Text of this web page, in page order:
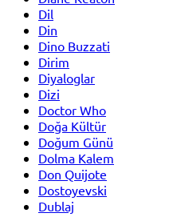
Dil
Din
Dino Buzzati
Dirim
Diyaloglar
Dizi
Doctor Who
Doğa Kültür
Doğum Günü
Dolma Kalem
Don Quijote
Dostoyevski
Dublaj